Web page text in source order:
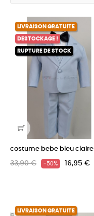
LIVRAISON GRATUITE
DESTOCKAGE !
RUPTURE DE STOCK
costume bebe bleu claire
33,90 € -50% 16,95 €
LIVRAISON GRATUITE